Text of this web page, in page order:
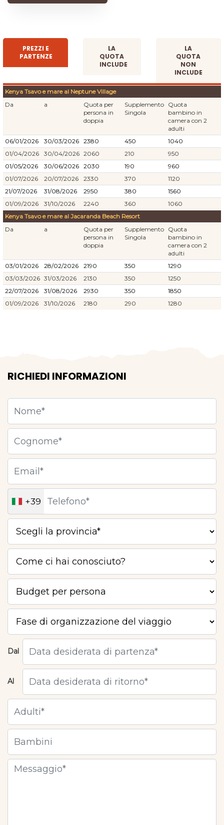
PREZZI E
PARTENZE
LA
QUOTA
INCLUDE
LA
QUOTA
NON
INCLUDE
Kenya Tsavo e mare al Neptune Village
Da
a
Quota per
persona in
doppia
Supplemento
Singola
Quota
bambino in
camera con 2
adulti
06/01/2026
30/03/2026 2380 450
1040
01/04/2026
30/04/2026 2060 210
950
01/05/2026
30/06/2026 2030 190
960
01/07/2026
20/07/2026 2330 370
1120
21/07/2026
31/08/2026 2950 380
1560
01/09/2026
31/10/2026 2240 360
1060
Kenya Tsavo e mare al Jacaranda Beach Resort
Da
a
Quota per
persona in
doppia
Supplemento
Singola
Quota
bambino in
camera con 2
adulti
03/01/2026
28/02/2026 2190 350
1290
03/03/2026 31/03/2026 2130 350
1250
22/07/2026
31/08/2026 2930 350
1850
01/09/2026
31/10/2026 2180 290 1280
RICHIEDI INFORMAZIONI
+39
Dal
Al